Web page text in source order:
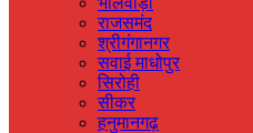
राजसमंद
श्रीगंगानगर
सवाई माधोपुर
सिरोही
सीकर
हनुमानगढ़